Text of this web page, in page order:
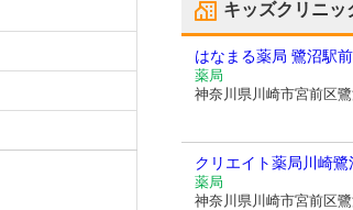
キッズクリニッ
はなまる薬局 鷺沼駅
薬局
神奈川県川崎市宮前区
クリエイト薬局川崎鷺
薬局
神奈川県川崎市宮前区